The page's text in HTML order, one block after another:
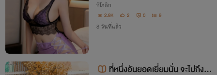
อีโรติก
2.8K 2 0 9
8 วันที่แล้ว
ที่หนึ่งอันยอดเยี่ยมนั่น จะไปถึงมั